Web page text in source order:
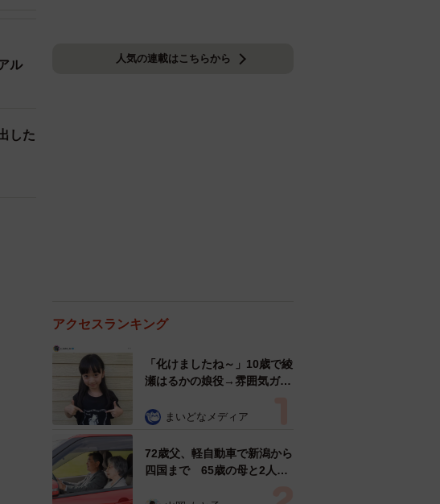
助
。
ル
した
人気の連載はこちらから
アクセスランキング
「化けましたね～」10歳で綾
瀬はるかの娘役→雰囲気ガラ
雰囲気が」「宝塚に入れそ
まいどなメディア
72歳父、軽自動車で新潟から
四国まで 65歳の母と2人で